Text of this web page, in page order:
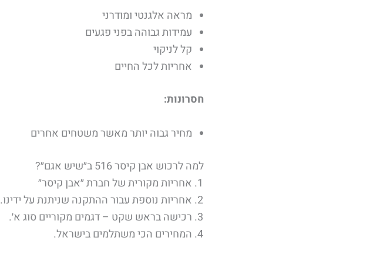
מראה אלגנטי ומודרני
עמידות גבוהה בפני פגעים
קל לניקוי
אחריות לכל החיים
חסרונות:
מחיר גבוה יותר מאשר משטחים אחרים
למה לרכוש אבן קיסר 516 ב״שיש אגם״?
אחריות מקורית של חברת ״אבן קיסר״
אחריות נוספת עבור ההתקנה שניתנת על ידינו.
רכישה בראש שקט – דגמים מקוריים סוג א׳.
המחירים הכי משתלמים בישראל.